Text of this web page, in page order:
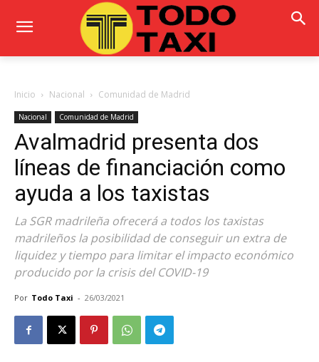
Inicio Nacional Comunidad de Madrid
Nacional Comunidad de Madrid
Avalmadrid presenta dos
líneas de financiación como
ayuda a los taxistas
La SGR madrileña ofrecerá a todos los taxistas
madrileños la posibilidad de conseguir un extra de
liquidez y tiempo para limitar el impacto económico
producido por la crisis del COVID-19
Por Todo Taxi - 26/03/2021